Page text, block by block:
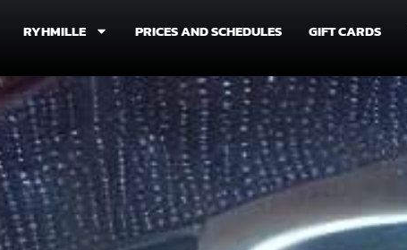
RYHMILLE PRICES AND SCHEDULES GIFT CARDS